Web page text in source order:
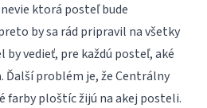
ktorá posteľ bude
by sa rád pripravil na všetky
vedieť, pre každú posteľ, aké
Ďalší problém je, že Centrálny
farby ploštíc žijú na akej posteli.